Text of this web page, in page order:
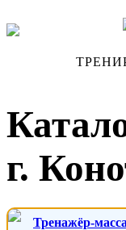
г.
Тренажёр-